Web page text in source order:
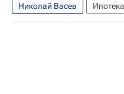
Николай Васев
Ипотека
Льготная ипотека